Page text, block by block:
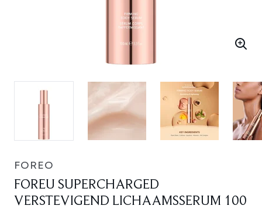
FOREO
FOREU SUPERCHARGED
VERSTEVIGEND LICHAAMSSERUM 100